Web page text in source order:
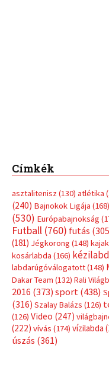
Címkék
asztalitenisz (130) atlétika
(240) Bajnokok Ligája (168)
(530) Európabajnokság
Futball (760) futás
(181) Jégkorong (148)
kosárlabda (166)
labdarúgóválogatott(148)
Dakar Team (132) Rali
2016 (373) sport(438)
(316) Szalay Balázs (126)
(126) Video (247)
(222) vívás (174) vízilabda
úszás (361)